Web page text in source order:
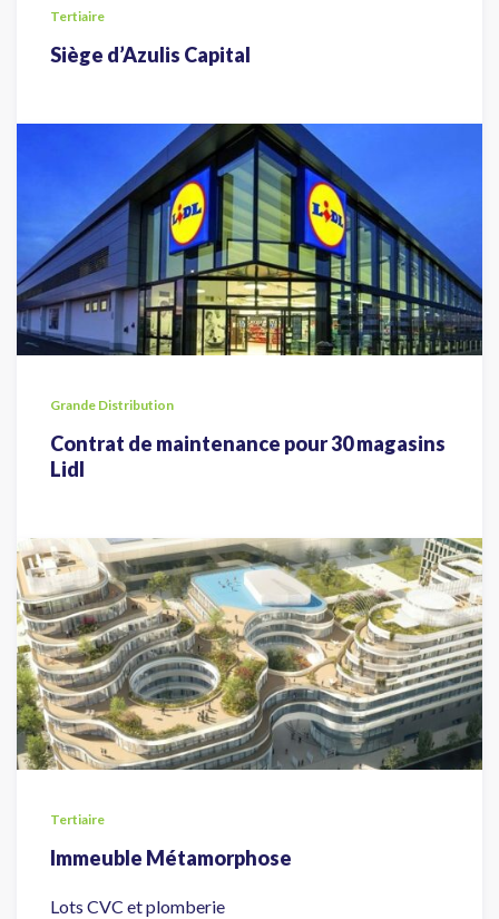
Tertiaire
Siège d’Azulis Capital
Grande Distribution
Contrat de maintenance pour 30 magasins
Lidl
Tertiaire
Immeuble Métamorphose
Lots CVC et plomberie